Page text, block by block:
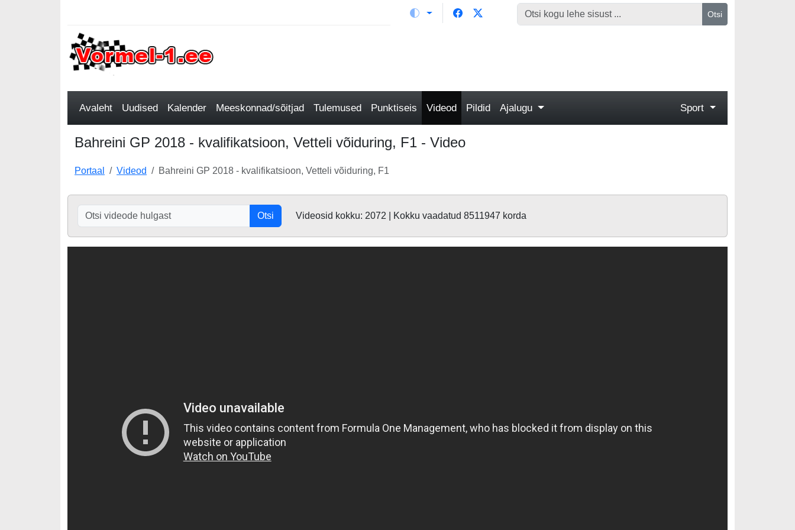
Otsi
Avaleht Uudised Kalender Meeskonnad/sõitjad Tulemused Punktiseis Videod Pildid Ajalugu Sport
Bahreini GP 2018 - kvalifikatsioon, Vetteli võiduring, F1 - Video
Portaal Videod Bahreini GP 2018 - kvalifikatsioon, Vetteli võiduring, F1
Otsi Videosid kokku: 2072 | Kokku vaadatud 8511947 korda